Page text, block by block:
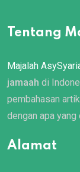
Tentang
Majalah
jamaah di
pembahasan
dengan apa
Alamat